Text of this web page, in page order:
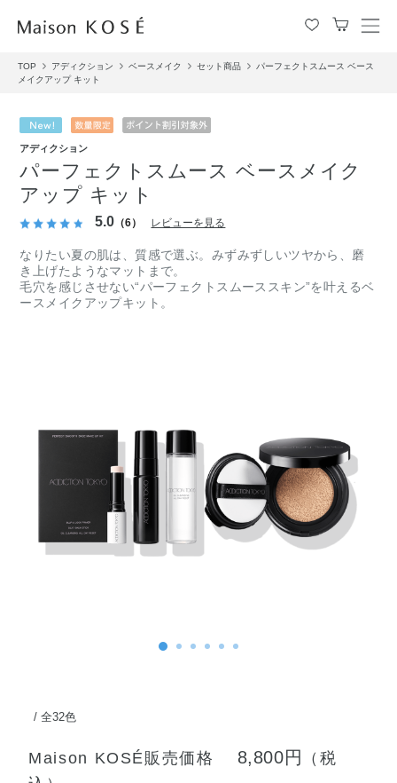
メ
ュ
TOP アディクション ベースメイク セット商品
パーフェクトスムース ベース
メイクアップ キット
アディクション
パーフェクトスムース ベースメイク
アップ キット
5.0 （6） レビューを見る
なりたい夏の肌は、質感で選ぶ。みずみずしいツヤから、磨
き上げたようなマットまで。
毛穴を感じさせない“パーフェクトスムーススキン”を叶えるベ
ースメイクアップキット。
全32色
Maison KOSÉ販売価格 8,800円
（税